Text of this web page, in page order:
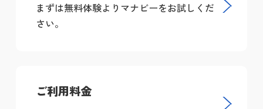
まずは無料体験よりマナビーをお試しくだ
さい。
ご利用料金